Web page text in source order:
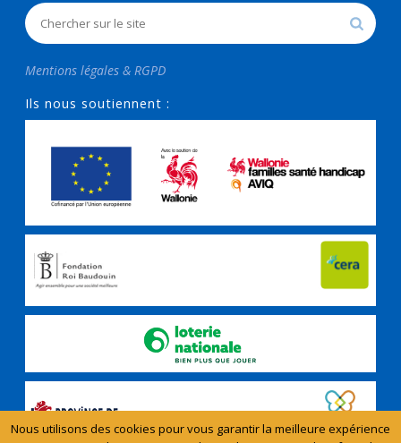
Mentions légales & RGPD
Ils nous soutiennent :
Nous utilisons des cookies pour vous garantir la meilleure expérience